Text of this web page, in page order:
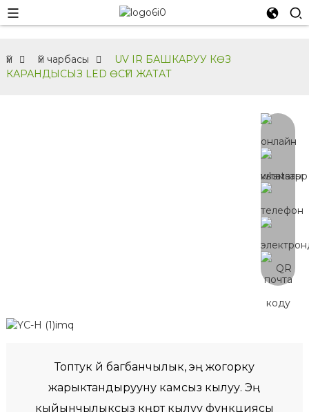
Үй Үй чарбасы
UV IR БАШКАРУУ КӨЗ
КАРАНДЫСЫЗ LED ӨСҮП ЖАТАТ
Топтук үй багбанчылык, эң жогорку
жарыктандырууну камсыз кылуу. Эң
кыйынчылыксыз күңүрт кылуу функциясы